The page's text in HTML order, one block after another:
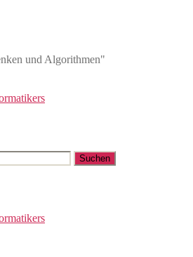
und Algorithmen"